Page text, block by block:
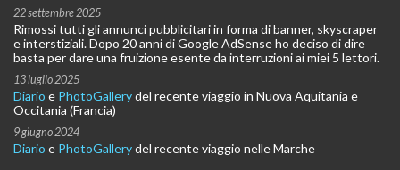
22 settembre 2025
Rimossi tutti gli annunci pubblicitari in forma di banner, skyscraper
e interstiziali. Dopo 20 anni di Google AdSense ho deciso di dire
basta per dare una fruizione esente da interruzioni ai miei 5 lettori.
13 luglio 2025
Diario e PhotoGallerydel recente viaggio in Nuova Aquitania e
Occitania (Francia)
9 giugno 2024
Diario e PhotoGallerydel recente viaggio nelle Marche